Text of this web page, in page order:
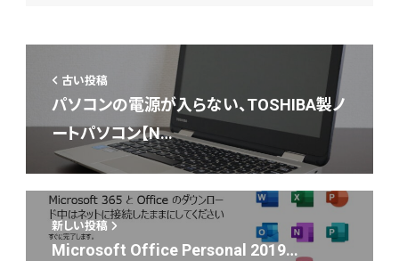
古い投稿
パソコンの電源が入らない、TOSHIBA製ノ
ートパソコン【N…
新しい投稿
Microsoft Office Personal 2019…